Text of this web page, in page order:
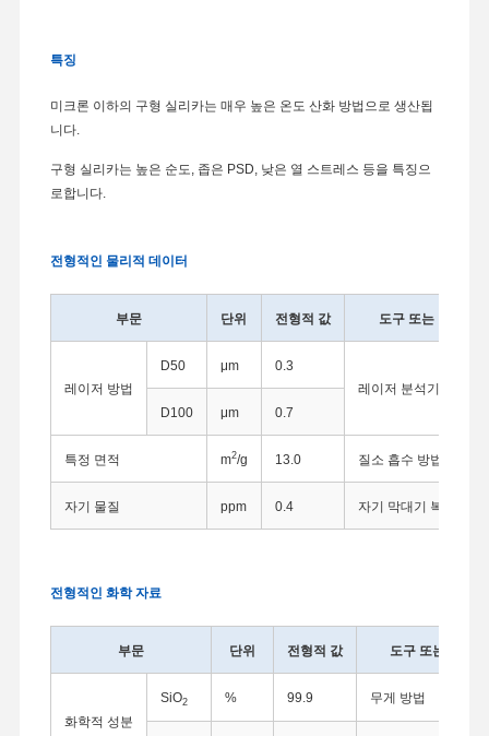
특징
미크론 이하의 구형 실리카는 매우 높은 온도 산화 방법으로 생산됩
니다.
구형 실리카는 높은 순도, 좁은 PSD, 낮은 열 스트레스 등을 특징으
로합니다.
전형적인 물리적 데이터
부문 단위 전형적 값 도구 또는 방법
레이저 방법
D50 μm
0.3
레이저 분석기
D100
μm 0.7
특정 면적 m2/g 13.0 질소 흡수 방법
자기 물질 ppm 0.4 자기 막대기 복원 방법
전형적인 화학 자료
부문 단위 전형적 값 도구 또는 방법
화학적 성분
SiO2 % 99.9 무게 방법